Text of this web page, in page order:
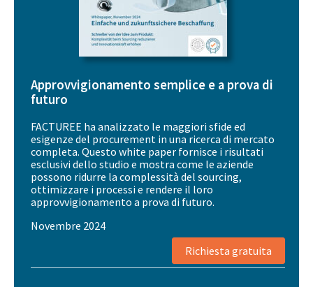
Approvvigionamento semplice e a prova di
futuro
FACTUREE ha analizzato le maggiori sfide ed
esigenze del procurement in una ricerca di mercato
completa. Questo white paper fornisce i risultati
esclusivi dello studio e mostra come le aziende
possono ridurre la complessità del sourcing,
ottimizzare i processi e rendere il loro
approvvigionamento a prova di futuro.
Novembre 2024
Richiesta gratuita